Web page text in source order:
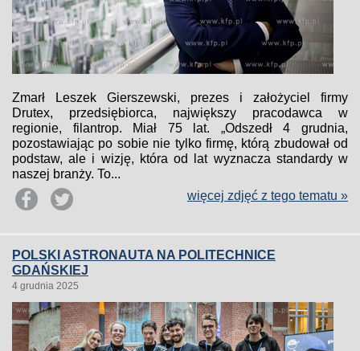
Zmarł Leszek Gierszewski, prezes i założyciel firmy
Drutex, przedsiębiorca, największy pracodawca w
regionie, filantrop. Miał 75 lat. „Odszedł 4 grudnia,
pozostawiając po sobie nie tylko firmę, którą zbudował od
podstaw, ale i wizję, która od lat wyznacza standardy w
naszej branży. To...
więcej zdjęć z tego tematu »
POLSKI ASTRONAUTA NA POLITECHNICE
GDAŃSKIEJ
4 grudnia 2025